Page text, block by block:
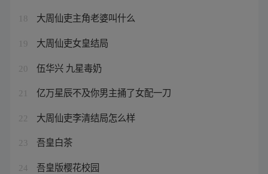
18 大周仙吏主角老婆叫什么
19 大周仙吏女皇结局
20 伍华兴 九星毒奶
21 亿万星辰不及你男主捅了女配一刀
22 大周仙吏李清结局怎么样
23 吾皇白茶
24 吾皇版樱花校园